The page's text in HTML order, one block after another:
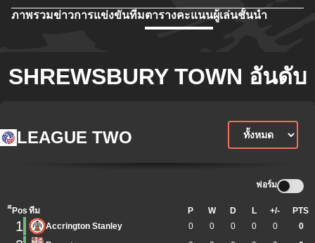
ภาพรวมข่าวการแข่งขันทีมตารางคะแนนผู้เล่นชั้นนำ
SHREWSBURY TOWN อันดับ
LEAGUE TWO
ฟอร์ม
ิีPos ทีม P W D L +/- PTS
1 Accrington Stanley 0 0 0 0 0 0